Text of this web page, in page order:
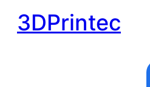
3DPrintec